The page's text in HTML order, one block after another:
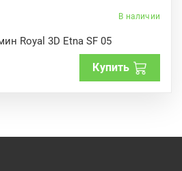
В наличии
Royal 3D Etna SF 05
Купить